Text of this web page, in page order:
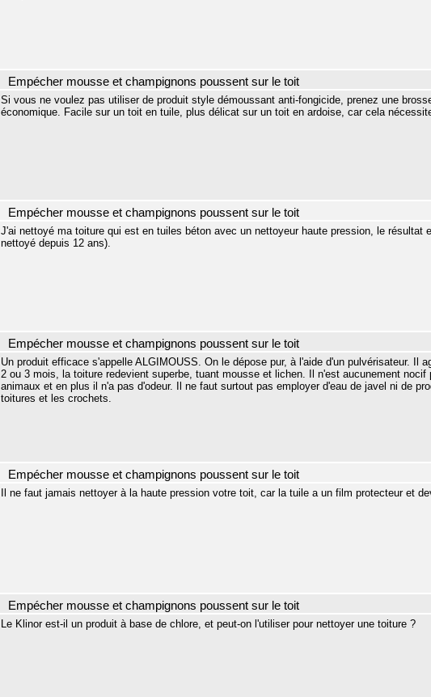
Empécher mousse et champignons poussent sur le toit
Si vous ne voulez pas utiliser de produit style démoussant anti-fongicide, prenez une
économique. Facile sur un toit en tuile, plus délicat sur un toit en ardoise, car cela
Empécher mousse et champignons poussent sur le toit
J'ai nettoyé ma toiture qui est en tuiles béton avec un nettoyeur haute pression, le résultat
nettoyé depuis 12 ans).
Empécher mousse et champignons poussent sur le toit
Un produit efficace s'appelle ALGIMOUSS. On le dépose pur, à l'aide d'un pulvérisateur. Il
2 ou 3 mois, la toiture redevient superbe, tuant mousse et lichen. Il n'est aucunement nocif
animaux et en plus il n'a pas d'odeur. Il ne faut surtout pas employer d'eau de javel ni de
toitures et les crochets.
Empécher mousse et champignons poussent sur le toit
Il ne faut jamais nettoyer à la haute pression votre toit, car la tuile a un film protecteur et
Empécher mousse et champignons poussent sur le toit
Le Klinor est-il un produit à base de chlore, et peut-on l'utiliser pour nettoyer une toiture ?